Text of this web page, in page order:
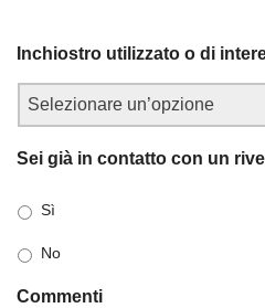
Inchiostro utilizzato o di
Sei già in contatto con un
Sì
No
Commenti